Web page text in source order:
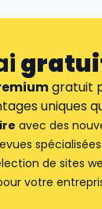
gratuit
uniques
avec des
de sites
votre